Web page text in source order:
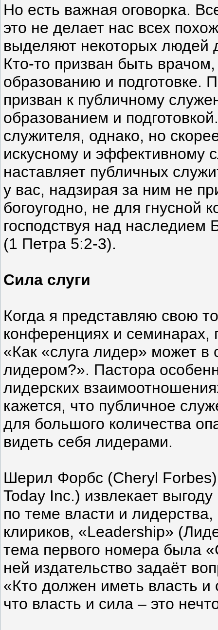
Но есть важная оговорка.
это не делает нас всех
выделяют некоторых людей
Кто-то призван быть
образованию и подготовке.
призван к публичному
образованием и
служителя, однако, но
искусному и эффективному
наставляет публичных
у вас, надзирая за ним не
богоугодно, не для гнусной
господствуя над
(1 Петра 5:2-3).
Сила слуги
Когда я представляю свою
конференциях и семинарах,
«Как «слуга лидер» может
лидером?». Пастора
лидерских
кажется, что публичное
для большого количества
видеть себя лидерами.
Шерил Форбс (Cheryl Forbes)
Today Inc.) извлекает
по теме власти и
клириков, «Leadership»
тема первого номера была
ней издательство задаёт
«Кто должен иметь власть и
что власть и сила – это